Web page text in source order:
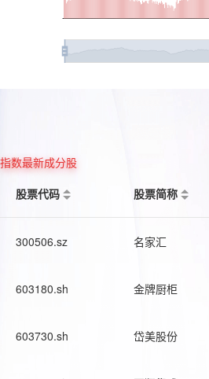
指数最新成分股
股票代码
股票简称
300506.sz 名家汇
603180.sh 金牌厨柜
603730.sh 岱美股份